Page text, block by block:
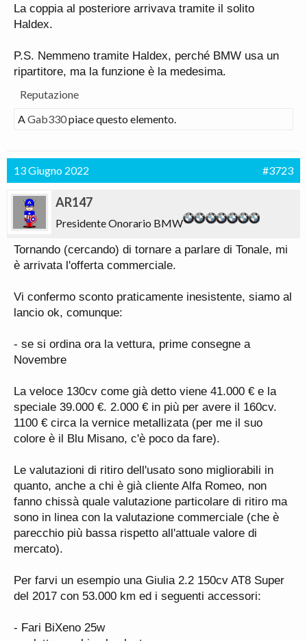
La coppia al posteriore arrivava tramite il solito
Haldex.
P.S. Nemmeno tramite Haldex, perché BMW usa un
ripartitore, ma la funzione è la medesima.
Reputazione
AGab330piace questo elemento.
13 Giugno 2022 #3723
AR147
Presidente Onorario BMW
Tornando (cercando) di tornare a parlare di Tonale, mi
è arrivata l'offerta commerciale.
Vi confermo sconto praticamente inesistente, siamo al
lancio ok, comunque:
- se si ordina ora la vettura, prime consegne a
Novembre
La veloce 130cv come già detto viene 41.000 € e la
speciale 39.000 €. 2.000 € in più per avere il 160cv.
1100 € circa la vernice metallizata (per me il suo
colore è il Blu Misano, c'è poco da fare).
Le valutazioni di ritiro dell'usato sono migliorabili in
quanto, anche a chi è già cliente Alfa Romeo, non
fanno chissà quale valutazione particolare di ritiro ma
sono in linea con la valutazione commerciale (che è
parecchio più bassa rispetto all'attuale valore di
mercato).
Per farvi un esempio una Giulia 2.2 150cv AT8 Super
del 2017 con 53.000 km ed i seguenti accessori:
- Fari BiXeno 25w